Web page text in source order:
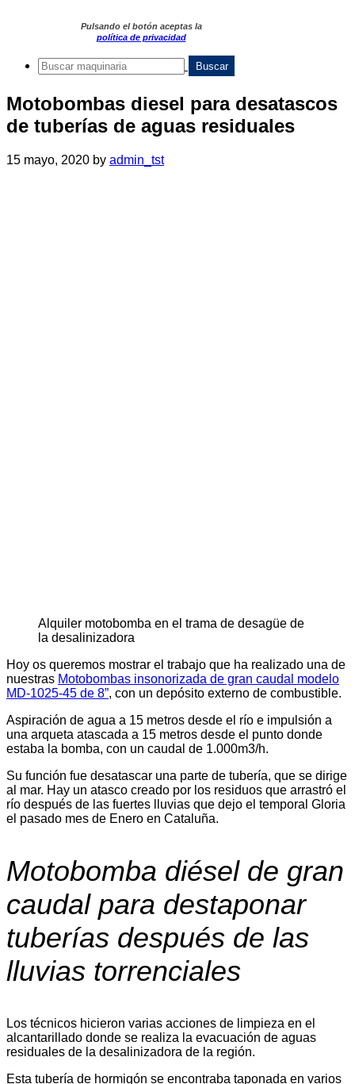
Pulsando el botón aceptas la
política de privacidad
Motobombas diesel para desatascos
de tuberías de aguas residuales
15 mayo, 2020 by admin_tst
Alquiler motobomba en el trama de desagüe de
la desalinizadora
Hoy os queremos mostrar el trabajo que ha realizado una de
nuestras Motobombas insonorizada de gran caudal modelo
MD-1025-45 de 8”, con un depósito externo de combustible.
Aspiración de agua a 15 metros desde el río e impulsión a
una arqueta atascada a 15 metros desde el punto donde
estaba la bomba, con un caudal de 1.000m3/h.
Su función fue desatascar una parte de tubería, que se dirige
al mar. Hay un atasco creado por los residuos que arrastró el
río después de las fuertes lluvias que dejo el temporal Gloria
el pasado mes de Enero en Cataluña.
Motobomba diésel de gran
caudal para destaponar
tuberías después de las
lluvias torrenciales
Los técnicos hicieron varias acciones de limpieza en el
alcantarillado donde se realiza la evacuación de aguas
residuales de la desalinizadora de la región.
Esta tubería de hormigón se encontraba taponada en varios